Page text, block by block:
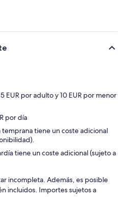
EUR por adulto y 10 EUR por menor
por día
tiene un coste adicional
tiene un coste adicional (sujeto a
incompleta. Además, es posible
incluidos. Importes sujetos a